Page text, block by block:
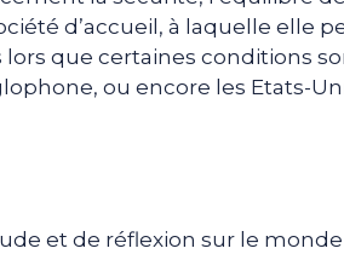
d’accueil, à laquelle elle
lors que certaines conditions
ou encore les Etats-
et de réflexion sur le